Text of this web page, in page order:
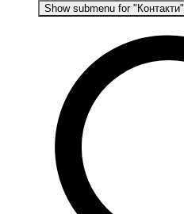
Show submenu for "Контакти"